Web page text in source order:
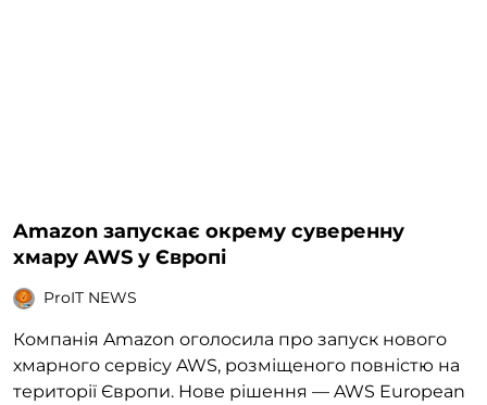
Amazon запускає окрему суверенну
хмару AWS у Європі
ProIT NEWS
Компанія Amazon оголосила про запуск нового
хмарного сервісу AWS, розміщеного повністю на
території Європи. Нове рішення — AWS European